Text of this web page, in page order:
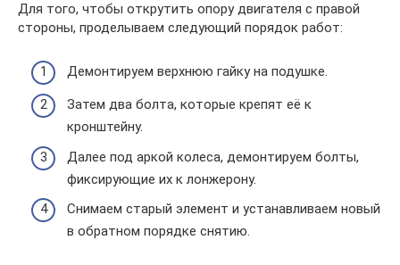
Для того, чтобы открутить опору двигателя с правой
стороны, проделываем следующий порядок работ:
Демонтируем верхнюю гайку на подушке.
Затем два болта, которые крепят её к
кронштейну.
Далее под аркой колеса, демонтируем болты,
фиксирующие их к лонжерону.
Снимаем старый элемент и устанавливаем новый
в обратном порядке снятию.